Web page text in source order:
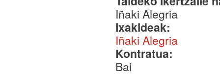
Iñaki Alegria
Ixakideak:
Iñaki Alegria
Kontratua:
Bai